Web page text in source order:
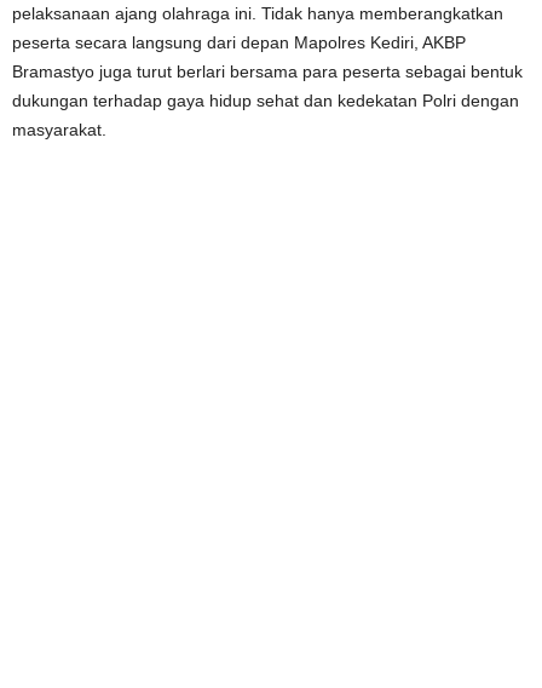
pelaksanaan ajang olahraga ini. Tidak hanya memberangkatkan
peserta secara langsung dari depan Mapolres Kediri, AKBP
Bramastyo juga turut berlari bersama para peserta sebagai bentuk
dukungan terhadap gaya hidup sehat dan kedekatan Polri dengan
masyarakat.